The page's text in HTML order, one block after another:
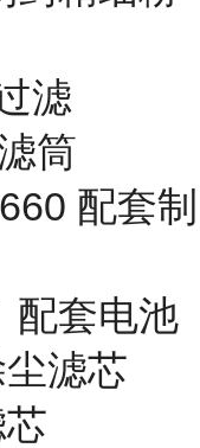
滤
筒
配套制
配套电池
滤芯